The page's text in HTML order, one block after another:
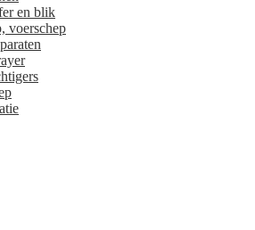
en blik
voerschep